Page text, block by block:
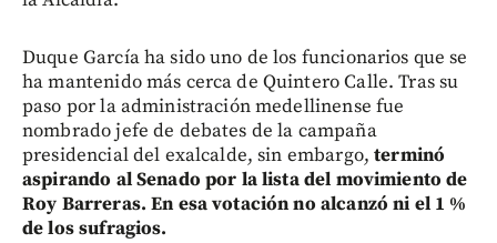
Duque García ha sido uno de los funcionarios que se
ha mantenido más cerca de Quintero Calle. Tras su
paso por la administración medellinense fue
nombrado jefe de debates de la campaña
presidencial del exalcalde, sin embargo,terminó
aspirando al Senado por la lista del movimiento de
Roy Barreras. En esa votación no alcanzó ni el 1 %
de los sufragios.